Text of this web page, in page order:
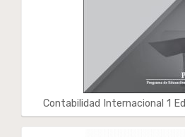
Contabilidad Internacional 1